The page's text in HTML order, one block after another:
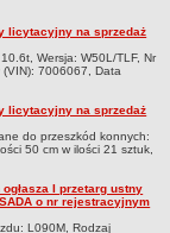
licytacyjny na sprzedaż
Wersja: W50L/TLF, Nr
7006067, Data
licytacyjny na sprzedaż
do przeszkód konnych:
50 cm w ilości 21 sztuk,
I przetarg ustny
o nr rejestracyjnym
L090M, Rodzaj